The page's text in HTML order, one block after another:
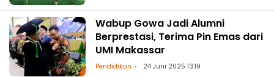
Wabup Gowa Jadi Alumni
Berprestasi, Terima Pin Emas dari
UMI Makassar
Pendidikan 24 Juni 2025 13:19